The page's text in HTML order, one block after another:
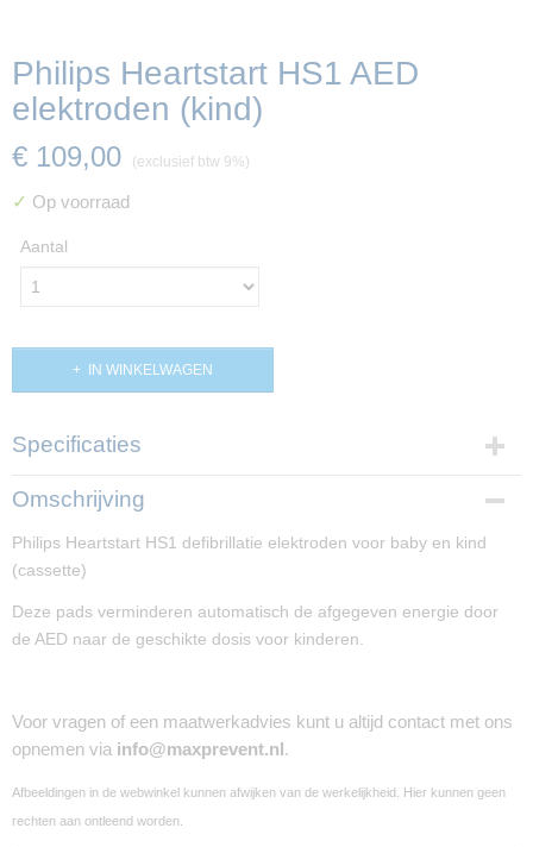
Philips Heartstart HS1 AED
elektroden (kind)
€ 109,00 (exclusief btw 9%)
✓ Op voorraad
Aantal
IN WINKELWAGEN
Specificaties
Productcode
Omschrijving
Philips Heartstart HS1 defibrillatie elektroden voor baby en kind
(cassette)
Deze pads verminderen automatisch de afgegeven energie door
de AED naar de geschikte dosis voor kinderen.
Voor vragen of een maatwerkadvies kunt u altijd contact met ons
opnemen via info@maxprevent.nl .
Afbeeldingen in de webwinkel kunnen afwijken van de werkelijkheid. Hier kunnen geen
rechten aan ontleend worden.